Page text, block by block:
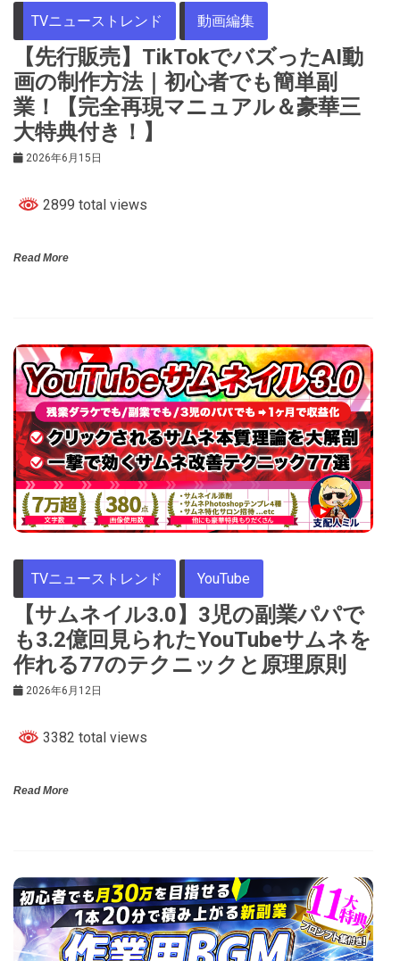
TVニューストレンド 動画編集
【先行販売】TikTokでバズったAI動
画の制作方法｜初心者でも簡単副
業！【完全再現マニュアル＆豪華三
大特典付き！】
2026年6月15日
2899 total views
Read More
TVニューストレンド YouTube
【サムネイル3.0】3児の副業パパで
も3.2億回見られたYouTubeサムネを
作れる77のテクニックと原理原則
2026年6月12日
3382 total views
Read More